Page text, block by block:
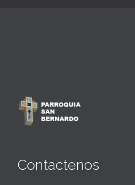
Contactenos